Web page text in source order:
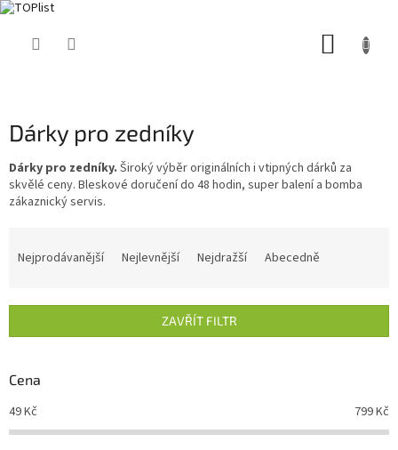
Dárky pro zedníky
Dárky pro zedníky. Široký výběr originálních i vtipných dárků za
skvělé ceny. Bleskové doručení do 48 hodin, super balení a bomba
zákaznický servis.
í
r
o
d
u
Nejprodávanější Nejlevnější Nejdražší Abecedně
ZAVŘÍT FILTR
Cena
49Kč 799Kč